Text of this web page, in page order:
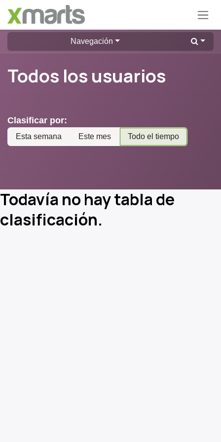
Navegación
Todos los usuarios
Clasificar por:
Esta semana Este mes Todo el tiempo
Todavía no hay tabla de
clasificación.